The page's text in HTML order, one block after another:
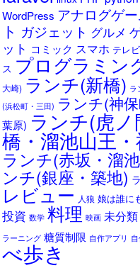
ッ
トWordPress アナログゲ
ト ガジェット グルメ
ット コミック スマホ テレ
ス プログラミン
大崎) ランチ(新橋) ラ
(浜松町・三田) ランチ(神
葉原) ランチ(虎
橋・溜池山王
ランチ(赤坂・溜
ンチ(銀座・築地)
レビュー 人狼 娘は誰に
投資 数学 料理 映画 未分類
ラーニング 糖質制限 自作アプリ
べ歩き